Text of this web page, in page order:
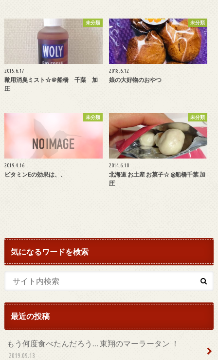
未分類
2015.6.17
靴用消臭ミスト☆＠船橋 千葉 加
圧
未分類
2018.6.12
娘の大好物のおやつ
未分類
2019.4.16
ビタミンEの効果は、、
未分類
2014.6.10
北海道 お土産 お菓子☆ @船橋千葉 加
圧
気になるワードを検索
最近の投稿
もう何度食べたんだろう… 東翔のマーラータン ！
2019.09.13